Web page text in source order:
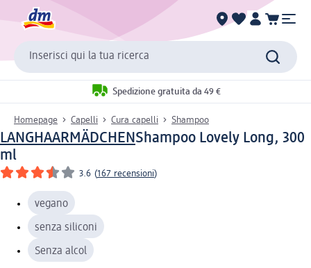
Inserisci qui la tua ricerca
Spedizione gratuita da 49 €
Homepage Capelli Cura capelli Shampoo
LANGHAARMÄDCHENShampoo Lovely Long, 300
ml
3.6 (167 recensioni)
vegano
senza siliconi
Senza alcol